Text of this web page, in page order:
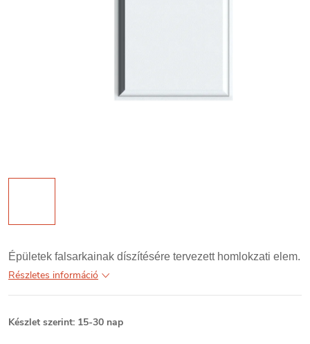
Épületek falsarkainak díszítésére tervezett homlokzati elem.
Részletes információ
Készlet szerint: 15-30 nap